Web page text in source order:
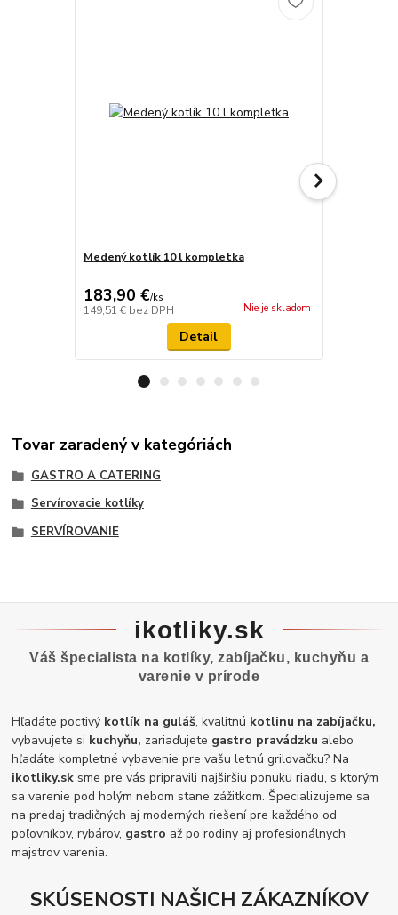
Medený kotlík 10 l kompletka
183,90 €/ks
149,51 € bez DPH Nie je skladom
Detail
Tovar zaradený v kategóriách
GASTRO A CATERING
Servírovacie kotlíky
SERVÍROVANIE
ikotliky.sk
Váš špecialista na kotlíky, zabíjačku, kuchyňu a
varenie v prírode
Hľadáte poctivý kotlík na guláš, kvalitnú kotlinu na zabíjačku,
vybavujete si kuchyňu, zariaďujete gastro pravádzku alebo
hľadáte kompletné vybavenie pre vašu letnú grilovačku? Na
ikotliky.sk sme pre vás pripravili najširšiu ponuku riadu, s ktorým
sa varenie pod holým nebom stane zážitkom. Špecializujeme sa
na predaj tradičných aj moderných riešení pre každého od
poľovníkov, rybárov, gastro až po rodiny aj profesionálnych
majstrov varenia.
SKÚSENOSTI NAŠICH ZÁKAZNÍKOV